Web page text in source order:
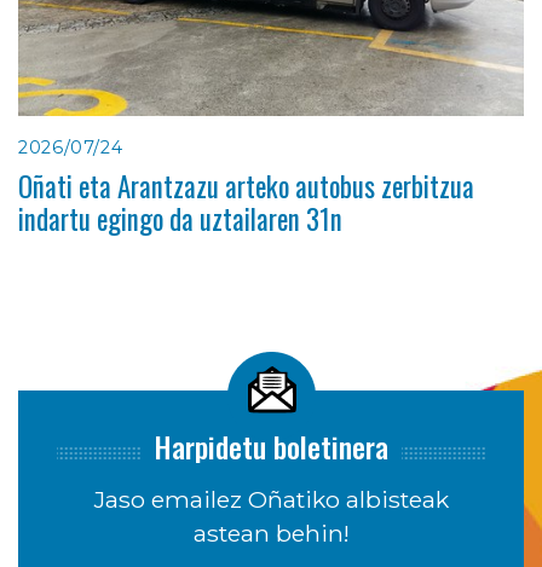
2026/07/24
Oñati eta Arantzazu arteko autobus zerbitzua
indartu egingo da uztailaren 31n
Harpidetu boletinera
Jaso emailez Oñatiko albisteak
astean behin!